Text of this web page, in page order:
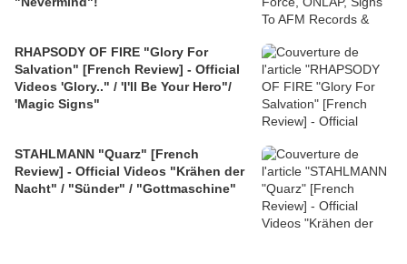
RHAPSODY OF FIRE "Glory For
Salvation" [French Review] - Official
Videos 'Glory.." / 'I'll Be Your Hero"/
'Magic Signs"
STAHLMANN "Quarz" [French
Review] - Official Videos "Krähen der
Nacht" / "Sünder" / "Gottmaschine"